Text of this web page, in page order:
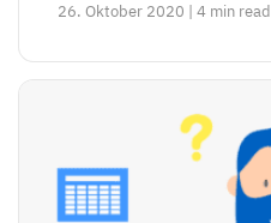
26. Oktober 2020 | 4 min read